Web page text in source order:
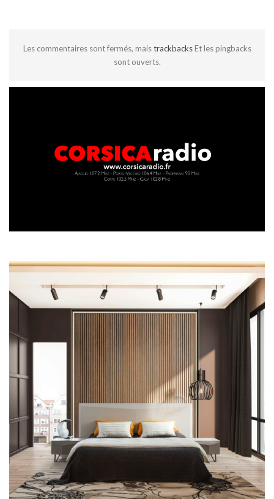
Les commentaires sont fermés, maistrackbacks Et les pingbacks
sont ouverts.